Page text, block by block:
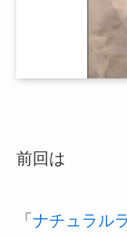
前回は
「 ナチュラル